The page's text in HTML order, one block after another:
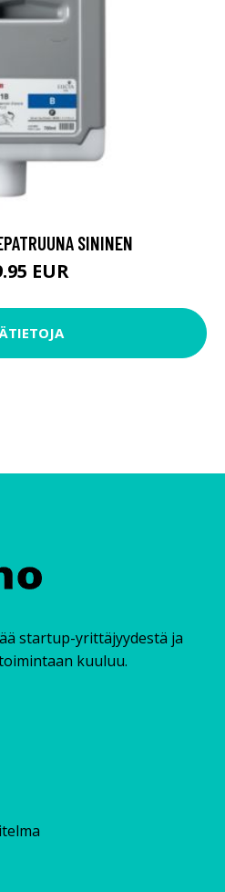
SININEN
EUR
startup-yrittäjyydestä ja
kuuluu.